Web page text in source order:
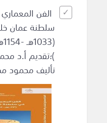
الفن
سلطنة عمان
)؛تقديم أ.د
تأليف محمود